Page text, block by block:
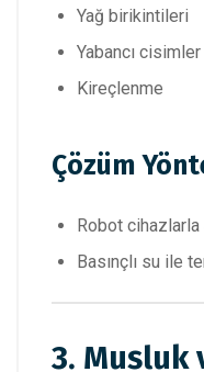
Yağ birikintileri
Yabancı cisimler
Kireçlenme
Çözüm
Robot cihazlarla
Basınçlı su ile
3. Musluk